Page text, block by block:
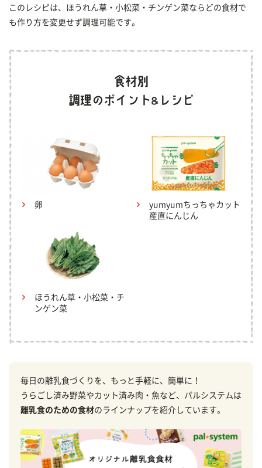
このレシピは、ほうれん草・小松菜・チンゲン菜ならどの食材で
も作り方を変更せず調理可能です。
卵
yumyumちっちゃカット
産直にんじん
ほうれん草・小松菜・チ
ンゲン菜
毎日の離乳食づくりを、もっと手軽に、簡単に！
うらごし済み野菜やカット済み肉・魚など、パルシステムは
離乳食のための食材のラインナップを紹介しています。